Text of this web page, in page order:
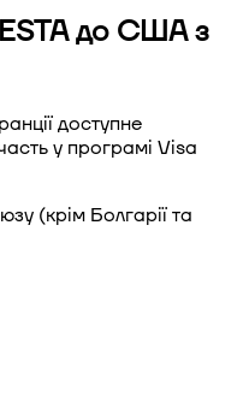
до США з
доступне
у програмі Visa
(крім Болгарії та